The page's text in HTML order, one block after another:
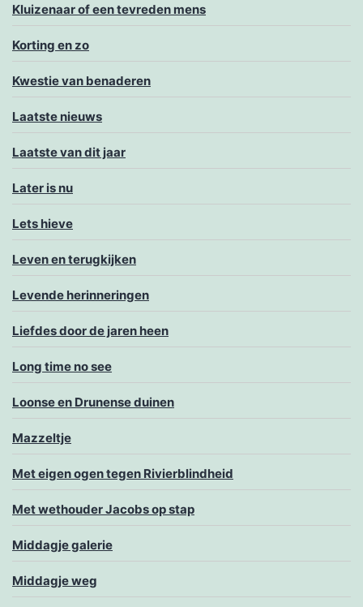
Kluizenaar of een tevreden mens
Korting en zo
Kwestie van benaderen
Laatste nieuws
Laatste van dit jaar
Later is nu
Lets hieve
Leven en terugkijken
Levende herinneringen
Liefdes door de jaren heen
Long time no see
Loonse en Drunense duinen
Mazzeltje
Met eigen ogen tegen Rivierblindheid
Met wethouder Jacobs op stap
Middagje galerie
Middagje weg